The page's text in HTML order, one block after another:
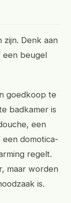
zijn. Denk aan
een beugel
goedkoop te
badkamer is
een
domotica-
regelt.
maar worden
is.